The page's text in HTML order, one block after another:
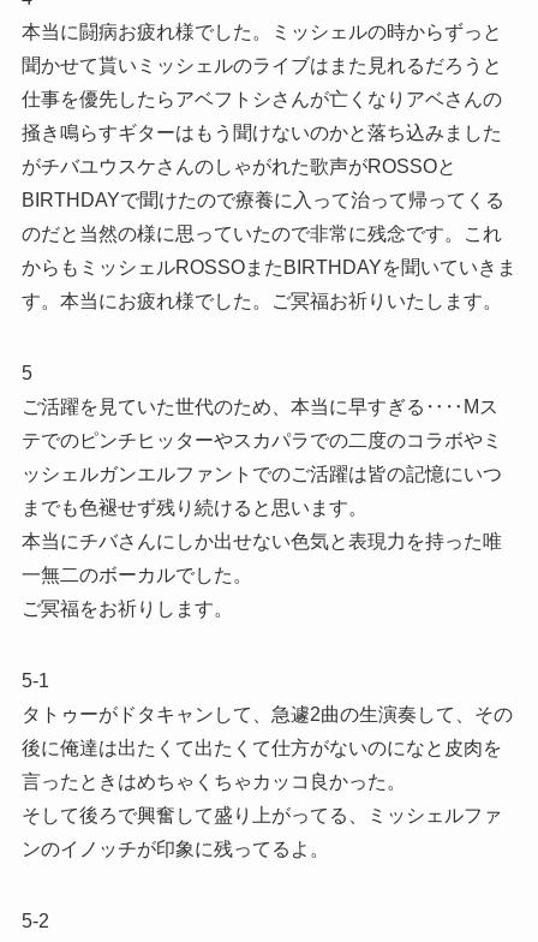
本当に闘病お疲れ様でした。ミッシェルの時からずっと
聞かせて貰いミッシェルのライブはまた見れるだろうと
仕事を優先したらアベフトシさんが亡くなりアベさんの
掻き鳴らすギターはもう聞けないのかと落ち込みました
がチバユウスケさんのしゃがれた歌声がROSSOと
BIRTHDAYで聞けたので療養に入って治って帰ってくる
のだと当然の様に思っていたので非常に残念です。これ
からもミッシェルROSSOまたBIRTHDAYを聞いていきま
す。本当にお疲れ様でした。ご冥福お祈りいたします。
5
ご活躍を見ていた世代のため、本当に早すぎる‥‥Mス
テでのピンチヒッターやスカパラでの二度のコラボやミ
ッシェルガンエルファントでのご活躍は皆の記憶にいつ
までも色褪せず残り続けると思います。
本当にチバさんにしか出せない色気と表現力を持った唯
一無二のボーカルでした。
ご冥福をお祈りします。
5-1
タトゥーがドタキャンして、急遽2曲の生演奏して、その
後に俺達は出たくて出たくて仕方がないのになと皮肉を
言ったときはめちゃくちゃカッコ良かった。
そして後ろで興奮して盛り上がってる、ミッシェルファ
ンのイノッチが印象に残ってるよ。
5-2